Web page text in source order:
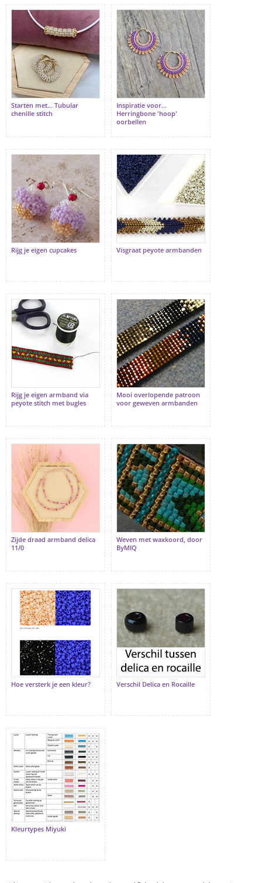
Starten met... Tubular
chenille stitch
Inspiratie voor...
Herringbone 'hoop'
oorbellen
Rijg je eigen cupcakes Visgraat peyote armbanden
Rijg je eigen armband via
peyote stitch met bugles
Mooi overlopende patroon
voor geweven armbanden
Zijde draad armband delica
11/0
Weven met waxkoord, door
ByMIQ
Hoe versterk je een kleur? Verschil Delica en Rocaille
Kleurtypes Miyuki